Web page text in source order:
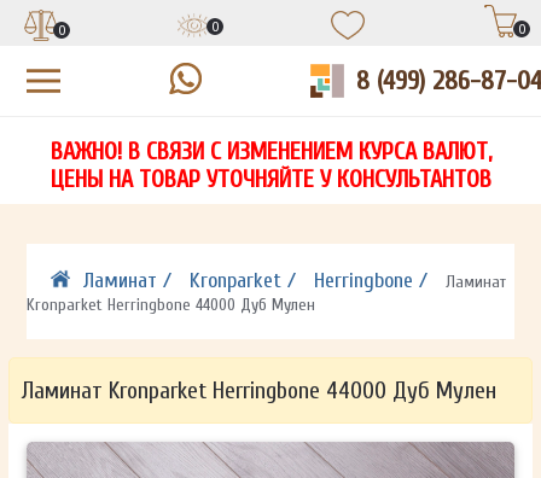
НА
СВЯЖЕТСЯ С ВАМИ В ТЕЧЕНИЕ 15 МИНУТ
ЗАПОЛНИТЕ ФОРМУ И НАШ МЕНЕДЖЕР
СВЯЖЕТСЯ С ВАМИ В ТЕЧЕНИЕ 15 МИНУТ
ОТПРАВИТЬ
ЗАПОЛНИТЕ ФОРМУ И НАШ МЕНЕДЖЕР
СВЯЖЕТСЯ С ВАМИ В ТЕЧЕНИЕ 15 МИНУТ
ОТПРАВИТЬ
0 0 0
8 (499) 286-87-04
ВАЖНО! В СВЯЗИ С ИЗМЕНЕНИЕМ КУРСА ВАЛЮТ,
ЦЕНЫ НА ТОВАР УТОЧНЯЙТЕ У КОНСУЛЬТАНТОВ
Ламинат / Kronparket / Herringbone /
Ламинат
Kronparket Herringbone 44000 Дуб Мулен
Ламинат Kronparket Herringbone 44000 Дуб Мулен